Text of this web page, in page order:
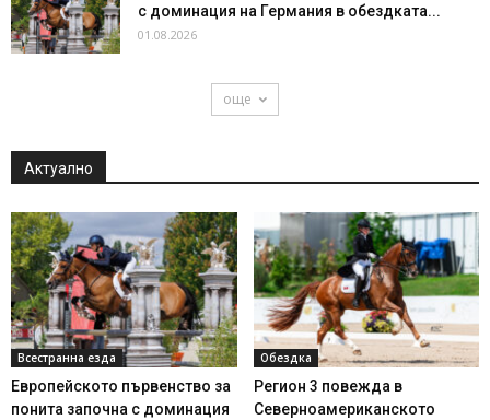
с доминация на Германия в обездката...
01.08.2026
още
Актуално
Всестранна езда
Европейското първенство за
понита започна с доминация
Обездка
Регион 3 повежда в
Северноамериканското